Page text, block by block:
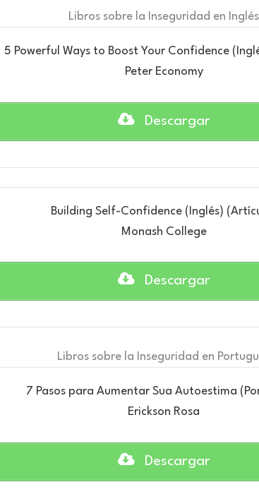
Libros sobre la Inseguridad en Inglés
5 Powerful Ways to Boost Your Confidence
Peter Economy
Descargar
Building Self-Confidence (Inglés)
Monash College
Descargar
Libros sobre la Inseguridad en
7 Pasos para Aumentar Sua Autoestima
Erickson Rosa
Descargar